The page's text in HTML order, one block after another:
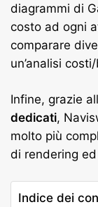
diagrammi di
costo ad ogni
comparare
un’analisi
Infine, grazie
dedicati,
molto più
di rendering
Indice dei